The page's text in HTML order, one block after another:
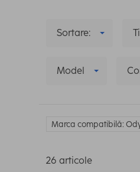
Sortare:
Model
Marca compatibilă:
26 articole